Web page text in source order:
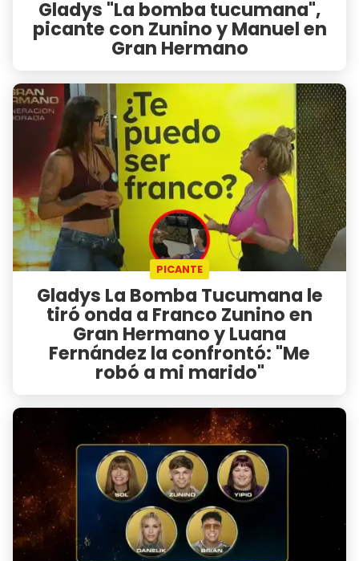
Gladys "La bomba tucumana",
picante con Zunino y Manuel en
Gran Hermano
PICANTE
Gladys La Bomba Tucumana le
tiró onda a Franco Zunino en
Gran Hermano y Luana
Fernández la confrontó: "Me
robó a mi marido"